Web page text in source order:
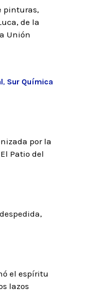
pinturas,
de la
Unión
, Sur Química
por la
Patio del
el espíritu
lazos